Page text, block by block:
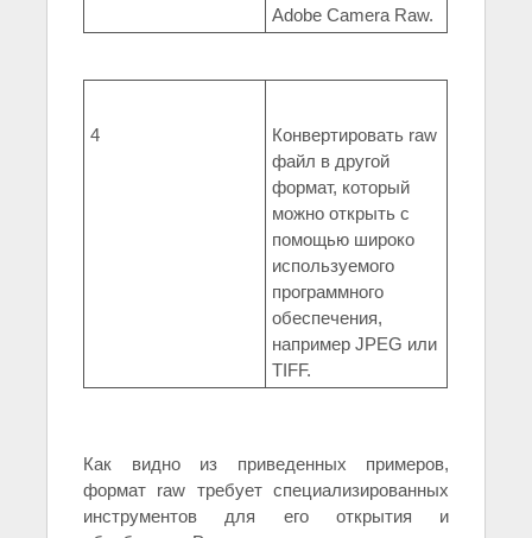
Adobe Camera Raw.
4
Конвертировать raw
файл в другой
формат, который
можно открыть с
помощью широко
используемого
программного
обеспечения,
например JPEG или
TIFF.
Как видно из приведенных примеров,
формат raw требует специализированных
инструментов для его открытия и